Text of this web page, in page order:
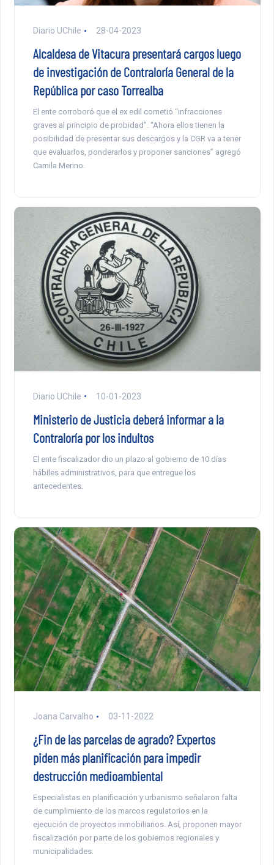
Diario UChile 28-04-2023
Alcaldesa de Vitacura presentará cargos luego
de investigación de Contraloría General de la
República por caso Torrealba
El ente corroboró que el ex edil cometió “infracciones
graves al principio de probidad”. “Ahora ellos tienen la
posibilidad de presentar sus descargos y la CGR va a tener
que evaluarlos, ponderarlos y proponer sanciones” agregó
Camila Merino.
Diario UChile 10-01-2023
Ministerio de Justicia deberá informar a la
Contraloría por los indultos
El ente fiscalizador dio un plazo al gobierno de 10 días
hábiles administrativos, para que entregue los
antecedentes.
Joana Carvalho 03-11-2022
¿Fin de las parcelas de agrado? Expertos
piden más planificación para impedir
destrucción medioambiental
Especialistas en planificación y urbanismo señalaron falta
de cumplimiento de los marcos regulatorios en la
ejecución de proyectos inmobiliarios. Así, proponen mayor
fiscalización por parte de los gobiernos regionales y
municipalidades.